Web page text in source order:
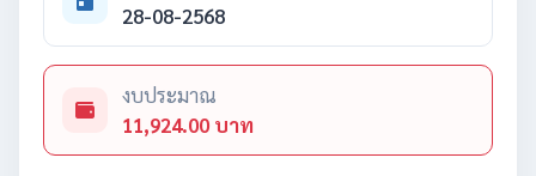
28-08-2568
งบประมาณ
11,924.00 บาท